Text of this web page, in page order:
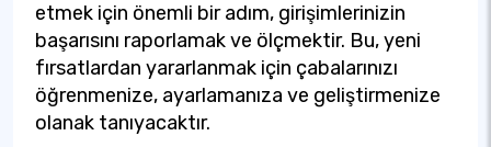
etmek için önemli bir adım, girişimlerinizin
başarısını raporlamak ve ölçmektir. Bu, yeni
fırsatlardan yararlanmak için çabalarınızı
öğrenmenize, ayarlamanıza ve geliştirmenize
olanak tanıyacaktır.